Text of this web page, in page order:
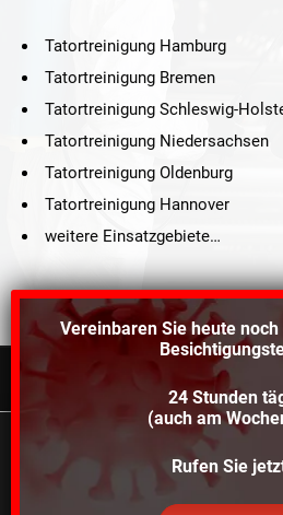
Tatortreinigung Hamburg
Tatortreinigung Bremen
Tatortreinigung Schleswig-
Tatortreinigung Niedersachsen
Tatortreinigung Oldenburg
Tatortreinigung Hannover
weitere Einsatzgebiete…
©2021 Schröders Service Team
Schroeder Service
Kontakt
Vereinbaren Sie heute noch
24 Stunden
(auch am
Rufen Sie
Wir verwenden Cookies, um dir
Erfahrung auf unserer Website zu
Einstellungenkannst du